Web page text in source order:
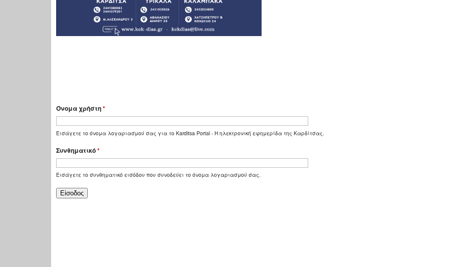
Όνομα χρήστη*
Εισάγετε το όνομα λογαριασμού σας για το Karditsa Portal - Η ηλεκτρονική εφημερίδα της Καρδίτσας.
Συνθηματικό*
Εισάγετε το συνθηματικό εισόδου που συνοδεύει το όνομα λογαριασμού σας.